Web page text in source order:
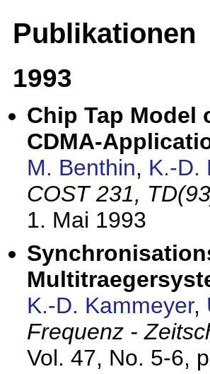
Publikationen
1993
Chip Tap Model
CDMA-
M. Benthin, K.-D.
COST 231,
1. Mai 1993
K.-D. Kammeyer,
Frequenz -
Vol. 47, No. 5-6,